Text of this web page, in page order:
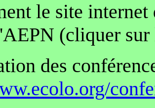
le site
(cliquer sur
des